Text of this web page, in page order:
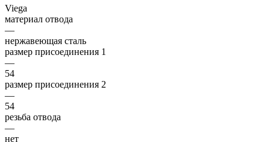
Viega
материал отвода
—
нержавеющая сталь
размер присоединения 1
—
54
размер присоединения 2
—
54
резьба отвода
—
нет